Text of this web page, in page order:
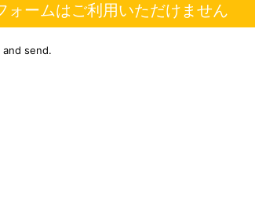
ォームはご利用いただけません
and send.